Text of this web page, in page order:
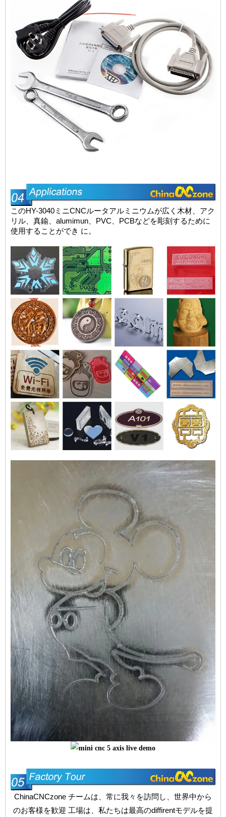
このHY-3040ミニCNCルータアルミニウムが広く木材、アク
リル、真鍮、alumimun、PVC、PCBなどを彫刻するために
使用することができ に。
ChinaCNCzone チームは、常に我々を訪問し、世界中から
のお客様を歓迎 工場は、私たちは最高のdiffirentモデルを提